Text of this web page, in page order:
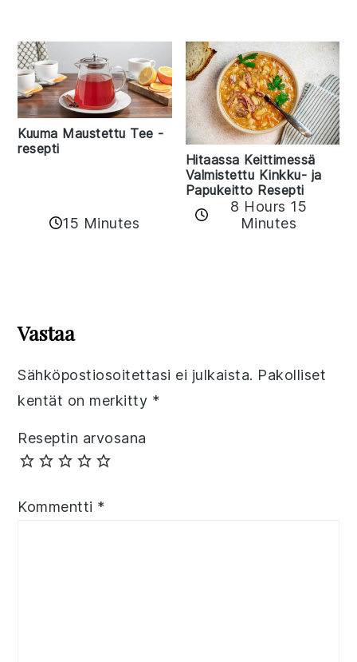
Kuuma Maustettu Tee -
resepti
15 Minutes
Hitaassa Keittimessä
Valmistettu Kinkku- ja
Papukeitto Resepti
8 Hours 15
Minutes
Interactions
Vastaa
Sähköpostiosoitettasi ei julkaista. Pakolliset
kentät on merkitty *
Reseptin arvosana
Kommentti *